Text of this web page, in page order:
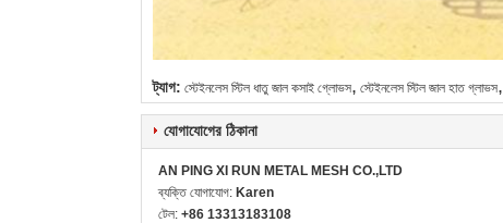
ট্যাগ: স্টেইনলেস স্টিল ধাতু জাল কসাই গ্লোভস, স্টেইনলেস স্টিল জাল হাত গ্লাভস,
যোগাযোগের ঠিকানা
AN PING XI RUN METAL MESH CO.,LTD
ব্যক্তি যোগাযোগ: Karen
টেল: +86 13313183108